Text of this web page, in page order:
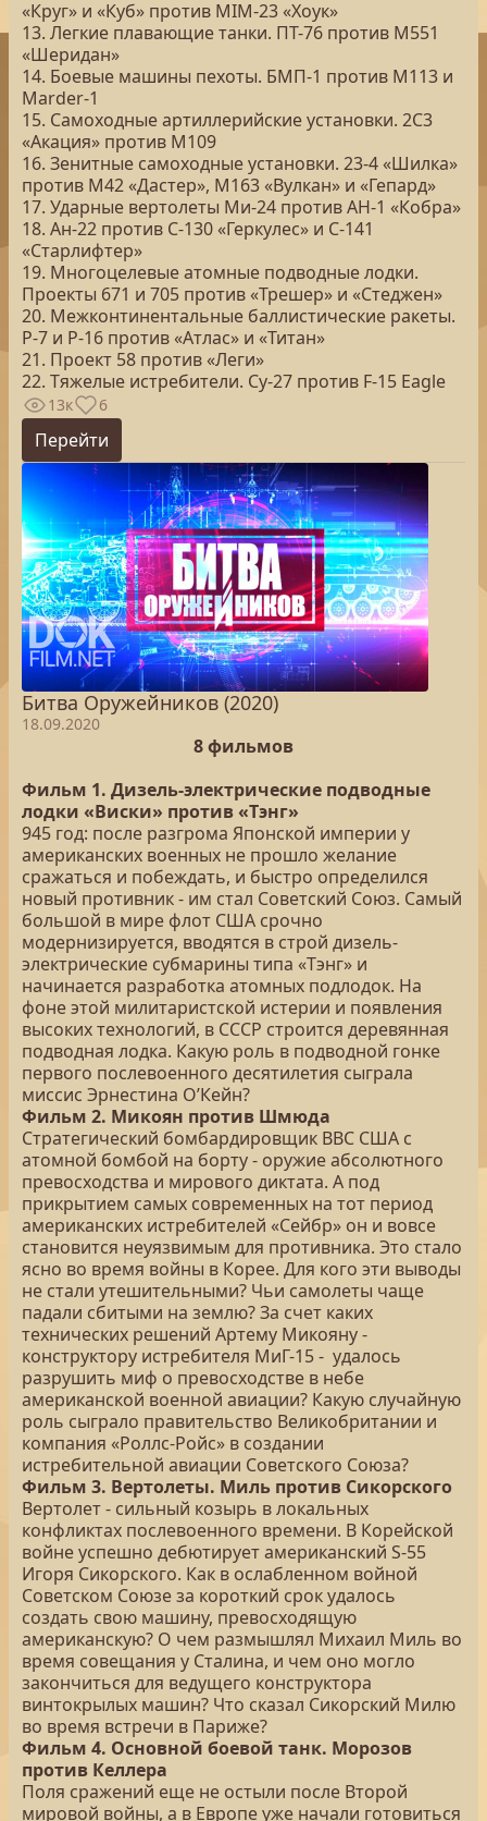
«Круг» и «Куб» против MIM-23 «Хоук»
13. Легкие плавающие танки. ПТ-76 против M551
«Шеридан»
14. Боевые машины пехоты. БМП-1 против M113 и
Marder-1
15. Самоходные артиллерийские установки. 2С3
«Акация» против М109
16. Зенитные самоходные установки. 23-4 «Шилка»
против М42 «Дастер», М163 «Вулкан» и «Гепард»
17. Ударные вертолеты Ми-24 против AH-1 «Кобра»
18. Ан-22 против C-130 «Геркулес» и С-141
«Старлифтер»
19. Многоцелевые атомные подводные лодки.
Проекты 671 и 705 против «Трешер» и «Стеджен»
20. Межконтинентальные баллистические ракеты.
Р-7 и Р-16 против «Атлас» и «Титан»
21. Проект 58 против «Леги»
22. Тяжелые истребители. Су-27 против F-15 Eagle
13к 6
Перейти
Битва Оружейников (2020)
18.09.2020
8 фильмов
Фильм 1. Дизель-электрические подводные
лодки «Виски» против «Тэнг»
945 год: после разгрома Японской империи у
американских военных не прошло желание
сражаться и побеждать, и быстро определился
новый противник - им стал Советский Союз. Самый
большой в мире флот США срочно
модернизируется, вводятся в строй дизель-
электрические субмарины типа «Тэнг» и
начинается разработка атомных подлодок. На
фоне этой милитаристской истерии и появления
высоких технологий, в СССР строится деревянная
подводная лодка. Какую роль в подводной гонке
первого послевоенного десятилетия сыграла
миссис Эрнестина О’Кейн?
Фильм 2. Микоян против Шмюда
Стратегический бомбардировщик ВВС США с
атомной бомбой на борту - оружие абсолютного
превосходства и мирового диктата. А под
прикрытием самых современных на тот период
американских истребителей «Сейбр» он и вовсе
становится неуязвимым для противника. Это стало
ясно во время войны в Корее. Для кого эти выводы
не стали утешительными? Чьи самолеты чаще
падали сбитыми на землю? За счет каких
технических решений Артему Микояну -
конструктору истребителя МиГ-15 - удалось
разрушить миф о превосходстве в небе
американской военной авиации? Какую случайную
роль сыграло правительство Великобритании и
компания «Роллс-Ройс» в создании
истребительной авиации Советского Союза?
Фильм 3. Вертолеты. Миль против Сикорского
Вертолет - сильный козырь в локальных
конфликтах послевоенного времени. В Корейской
войне успешно дебютирует американский S-55
Игоря Сикорского. Как в ослабленном войной
Советском Союзе за короткий срок удалось
создать свою машину, превосходящую
американскую? О чем размышлял Михаил Миль во
время совещания у Сталина, и чем оно могло
закончиться для ведущего конструктора
винтокрылых машин? Что сказал Сикорский Милю
во время встречи в Париже?
Фильм 4. Основной боевой танк. Морозов
против Келлера
Поля сражений еще не остыли после Второй
мировой войны, а в Европе уже начали готовиться